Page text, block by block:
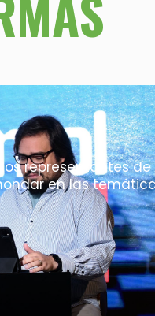
representantes de
en las